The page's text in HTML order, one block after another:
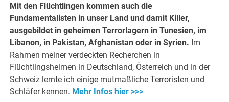
Mit den Flüchtlingen kommen auch die
Fundamentalisten in unser Land und damit Killer,
ausgebildet in geheimen Terrorlagern in Tunesien, im
Libanon, in Pakistan, Afghanistan oder in Syrien. Im
Rahmen meiner verdeckten Recherchen in
Flüchtlingsheimen in Deutschland, Österreich und in der
Schweiz lernte ich einige mutmaßliche Terroristen und
Schläfer kennen. Mehr Infos hier >>>